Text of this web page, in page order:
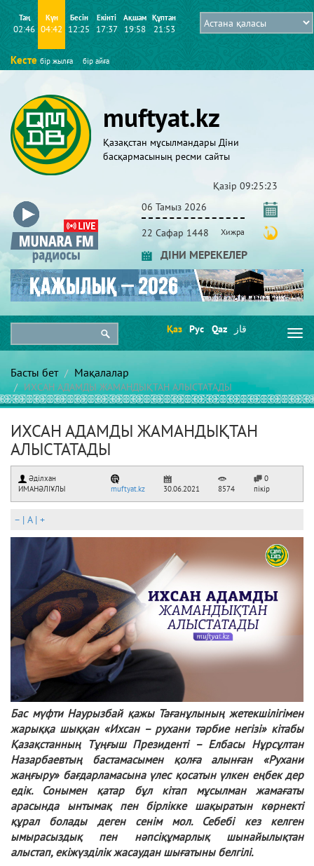
Таң
02:46
Күн
04:42
Бесін
12:25
Екінті
17:37
Ақшам
19:58
Құптан
21:53
Кесте бір жылға бір айға
muftyat.kz
Қазақстан мұсылмандары Діни
басқармасының ресми сайты
Қазір 09:25:24
06 Тамыз 2026
22 Сафар 1448 Хижра
ДІНИ МЕРЕКЕЛЕР
Қаз Рус Qaz قاز
Басты бет Мақалалар
ИХСАН АДАМДЫ ЖАМАНДЫҚТАН АЛЫСТАТАДЫ
ИХСАН АДАМДЫ ЖАМАНДЫҚТАН
АЛЫСТАТАДЫ
Әділхан
ИМАНӘЛІҰЛЫ
muftyat.kz 30.06.2021 8574
0
пікір
– | A| +
Бас мүфти Наурызбай қажы Тағанұлының жетекшілігімен
жарыққа шыққан «Ихсан – рухани тәрбие негізі» кітабы
Қазақстанның Тұңғыш Президенті – Елбасы Нұрсұлтан
Назарбаевтың бастамасымен қолға алынған «Рухани
жаңғыру» бағдарламасына үлес қосатын үлкен еңбек дер
едік. Сонымен қатар бұл кітап мұсылман жамағаты
арасында ынтымақ пен бірлікке шақыратын көрнекті
құрал болады деген сенім мол. Себебі кез келген
ымырасыздық пен нәпсіқұмарлық шынайылықтан
алыстап, екіжүзділік жасаудан шығатыны белгілі.